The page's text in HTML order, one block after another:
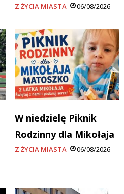
Z ŻYCIA MIASTA 06/08/2026
W niedzielę Piknik
Rodzinny dla Mikołaja
Z ŻYCIA MIASTA 06/08/2026